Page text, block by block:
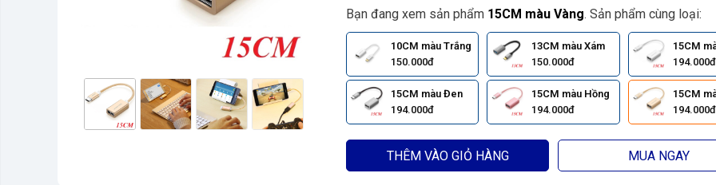
Bạn đang xem sản phẩm 15CM màu Vàng. Sản phẩm cùng loại:
10CM màu Trắng
150.000đ
13CM màu Xám
150.000đ
15CM
194.000đ
15CM màu Đen
194.000đ
15CM màu Hồng
194.000đ
15CM
194.000đ
THÊM VÀO GIỎ HÀNG MUA NGAY